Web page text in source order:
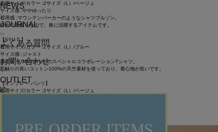
NEWS
JOURNAL
よくある質問
お問い合わせ
OUTLET
着用サイズ/カラー :2サイズ（L）/ベージュ
サイズ感 :ややゆったり
着用感 :マウンテンパーカーのようなシャツブルゾン。
軽めの羽織りなので、春に活躍するアイテムです。
【SYU-T 】
着用サイズ/カラー :2サイズ（L）/ブルー
サイズ感 :ジャスト
着用感 :KOBOSYUとのスペシャルコラボレーションTシャツ。
肌触りの良いコットン100%の天竺素材を使っており、着心地が良いです。
【オンブレー パンツ】
着用サイズ/カラー :2サイズ（L）/ベージュ